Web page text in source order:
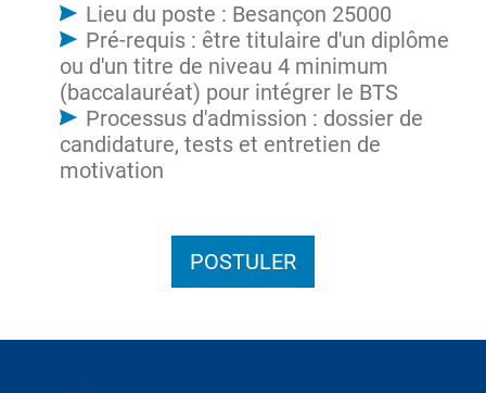
Lieu du poste : Besançon 25000
Pré-requis : être titulaire d'un diplôme
ou d'un titre de niveau 4 minimum
(baccalauréat) pour intégrer le BTS
Processus d'admission : dossier de
candidature, tests et entretien de
motivation
POSTULER